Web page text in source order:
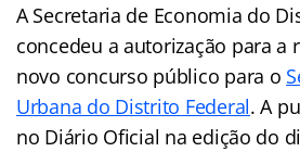
A Secretaria de Economia do
concedeu a autorização para a
novo concurso público para o
Urbana do Distrito Federal. A
no Diário Oficial na edição do